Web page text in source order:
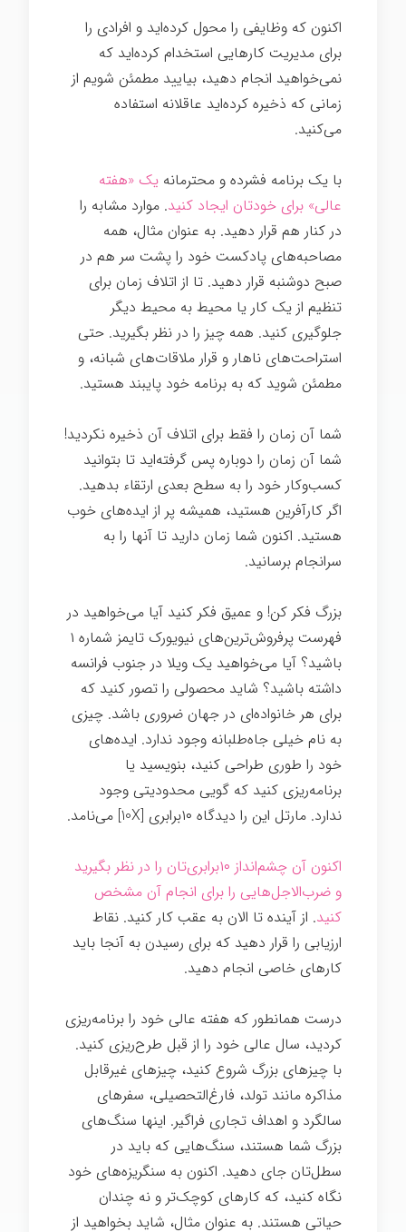
اکنون که وظایفی را محول کرده‌اید و افرادی را
برای مدیریت کارهایی استخدام کرده‌اید که
نمی‌خواهید انجام دهید، بیایید مطمئن شویم از
زمانی که ذخیره کرده‌اید عاقلانه استفاده
می‌کنید.
با یک برنامه فشرده و محترمانه یک «هفته
عالی» برای خودتان ایجاد کنید. موارد مشابه را
در کنار هم قرار دهید. به عنوان مثال، همه
مصاحبه‌های پادکست خود را پشت سر هم در
صبح دوشنبه قرار دهید. تا از اتلاف زمان برای
تنظیم از یک کار یا محیط به محیط دیگر
جلوگیری کنید. همه چیز را در نظر بگیرید. حتی
استراحت‌های ناهار و قرار ملاقات‌های شبانه، و
مطمئن شوید که به برنامه خود پایبند هستید.
شما آن زمان را فقط برای اتلاف آن ذخیره نکردید!
شما آن زمان را دوباره پس گرفته‌اید تا بتوانید
کسب‌وکار خود را به سطح بعدی ارتقاء بدهید.
اگر کارآفرین هستید، همیشه پر از ایده‌های خوب
هستید. اکنون شما زمان دارید تا آنها را به
سرانجام برسانید.
بزرگ فکر کن! و عمیق فکر کنید آیا می‌خواهید در
فهرست پرفروش‌ترین‌های نیویورک تایمز شماره ۱
باشید؟ آیا می‌خواهید یک ویلا در جنوب فرانسه
داشته باشید؟ شاید محصولی را تصور کنید که
برای هر خانواده‌ای در جهان ضروری باشد. چیزی
به نام خیلی جاه‌طلبانه وجود ندارد. ایده‌های
خود را طوری طراحی کنید، بنویسید یا
برنامه‌ریزی کنید که گویی محدودیتی وجود
ندارد. مارتل این را دیدگاه ۱۰برابری [10X] می‌نامد.
اکنون آن چشم‌انداز ۱۰برابری‌تان را در نظر بگیرید
و ضرب‌الاجل‌هایی را برای انجام آن مشخص
کنید. از آینده تا الان به عقب کار کنید. نقاط
ارزیابی را قرار دهید که برای رسیدن به آنجا باید
کارهای خاصی انجام دهید.
درست همانطور که هفته عالی خود را برنامه‌ریزی
کردید، سال عالی خود را از قبل طرح‌ریزی کنید.
با چیزهای بزرگ شروع کنید، چیزهای غیرقابل
مذاکره مانند تولد، فارغ‌التحصیلی، سفرهای
سالگرد و اهداف تجاری فراگیر. اینها سنگ‌های
بزرگ شما هستند، سنگ‌هایی که باید در
سطل‌تان جای دهید. اکنون به سنگریزه‌های خود
نگاه کنید، که کارهای کوچک‌تر و نه چندان
حیاتی هستند. به عنوان مثال، شاید بخواهید از